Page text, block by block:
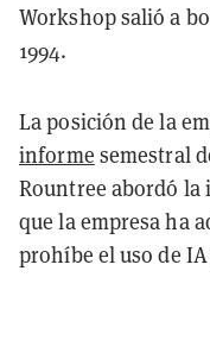
Workshop salió a
1994.
La posición de la
informe semestral
Rountree abordó
que la empresa ha
prohíbe el uso de